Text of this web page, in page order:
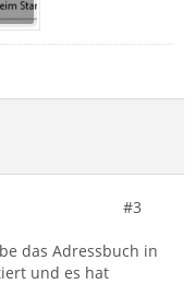
#3
das Adressbuch in
und es hat